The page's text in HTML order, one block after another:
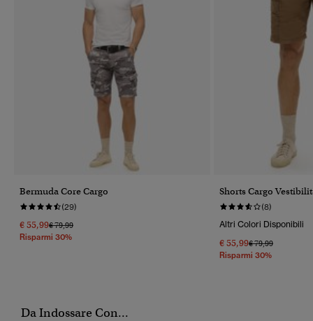
Bermuda Core Cargo
(29)
€ 55,99Prezzo Ridotto Da
€ 79,99A
Risparmi 30%
Shorts Cargo
(8)
Altri Colori Disponibili
€ 55,99Prezzo Ridotto Da
€ 79,99A
Risparmi 30%
Da Indossare Con...